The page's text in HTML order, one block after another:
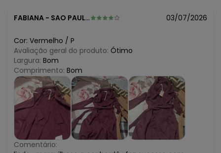
FABIANA - SAO PAULO - SP 03/07/2026
Cor: Vermelho / P
Avaliação geral do produto: Ótimo
Largura: Bom
Comprimento: Bom
Comentário: